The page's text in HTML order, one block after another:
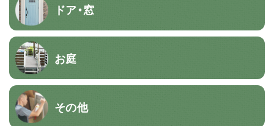
ドア・窓
お庭
その他